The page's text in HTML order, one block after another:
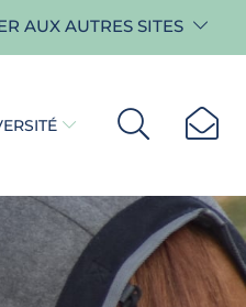
AUX AUTRES SITES